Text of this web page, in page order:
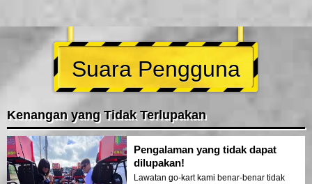
Suara Pengguna
Kenangan yang Tidak Terlupakan
Pengalaman yang tidak dapat
dilupakan!
Lawatan go-kart kami benar-benar tidak